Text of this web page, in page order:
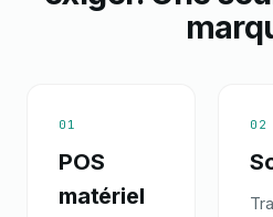
01
POS
matériel
02